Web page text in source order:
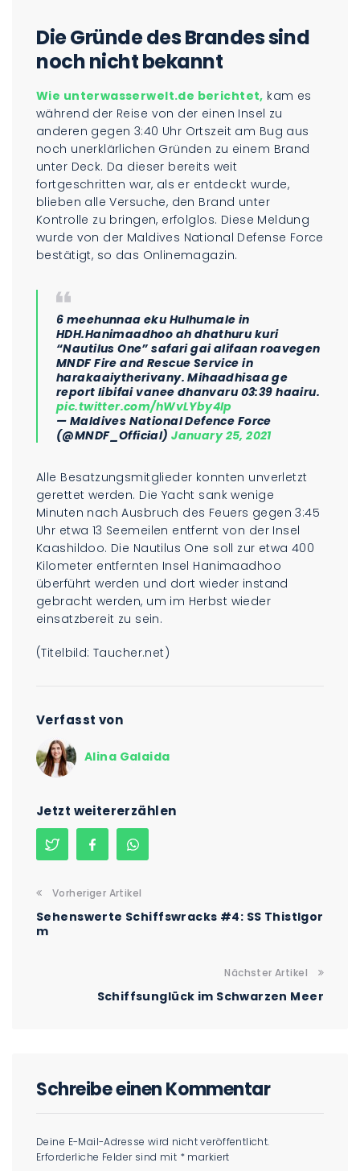
Die Gründe des Brandes sind
noch nicht bekannt
Wie unterwasserwelt.de berichtet, kam es
während der Reise von der einen Insel zu
anderen gegen 3:40 Uhr Ortszeit am Bug aus
noch unerklärlichen Gründen zu einem Brand
unter Deck. Da dieser bereits weit
fortgeschritten war, als er entdeckt wurde,
blieben alle Versuche, den Brand unter
Kontrolle zu bringen, erfolglos. Diese Meldung
wurde von der Maldives National Defense Force
bestätigt, so das Onlinemagazin.
6 meehunnaa eku Hulhumale in
HDH.Hanimaadhoo ah dhathuru kuri
“Nautilus One” safari gai alifaan roavegen
MNDF Fire and Rescue Service in
harakaaiytherivany. Mihaadhisaa ge
report libifai vanee dhanvaru 03:39 haairu.
pic.twitter.com/hWvLYby4lp
— Maldives National Defence Force
(@MNDF_Official)January 25, 2021
Alle Besatzungsmitglieder konnten unverletzt
gerettet werden. Die Yacht sank wenige
Minuten nach Ausbruch des Feuers gegen 3:45
Uhr etwa 13 Seemeilen entfernt von der Insel
Kaashildoo. Die Nautilus One soll zur etwa 400
Kilometer entfernten Insel Hanimaadhoo
überführt werden und dort wieder instand
gebracht werden, um im Herbst wieder
einsatzbereit zu sein.
(Titelbild: Taucher.net)
Verfasst von
Alina Galaida
Jetzt weitererzählen
Vorheriger Artikel
Sehenswerte Schiffswracks #4: SS Thistlgor
m
Nächster Artikel
Schiffsunglück im Schwarzen Meer
Schreibe einen Kommentar
Deine E-Mail-Adresse wird nicht veröffentlicht.
Erforderliche Felder sind mit * markiert